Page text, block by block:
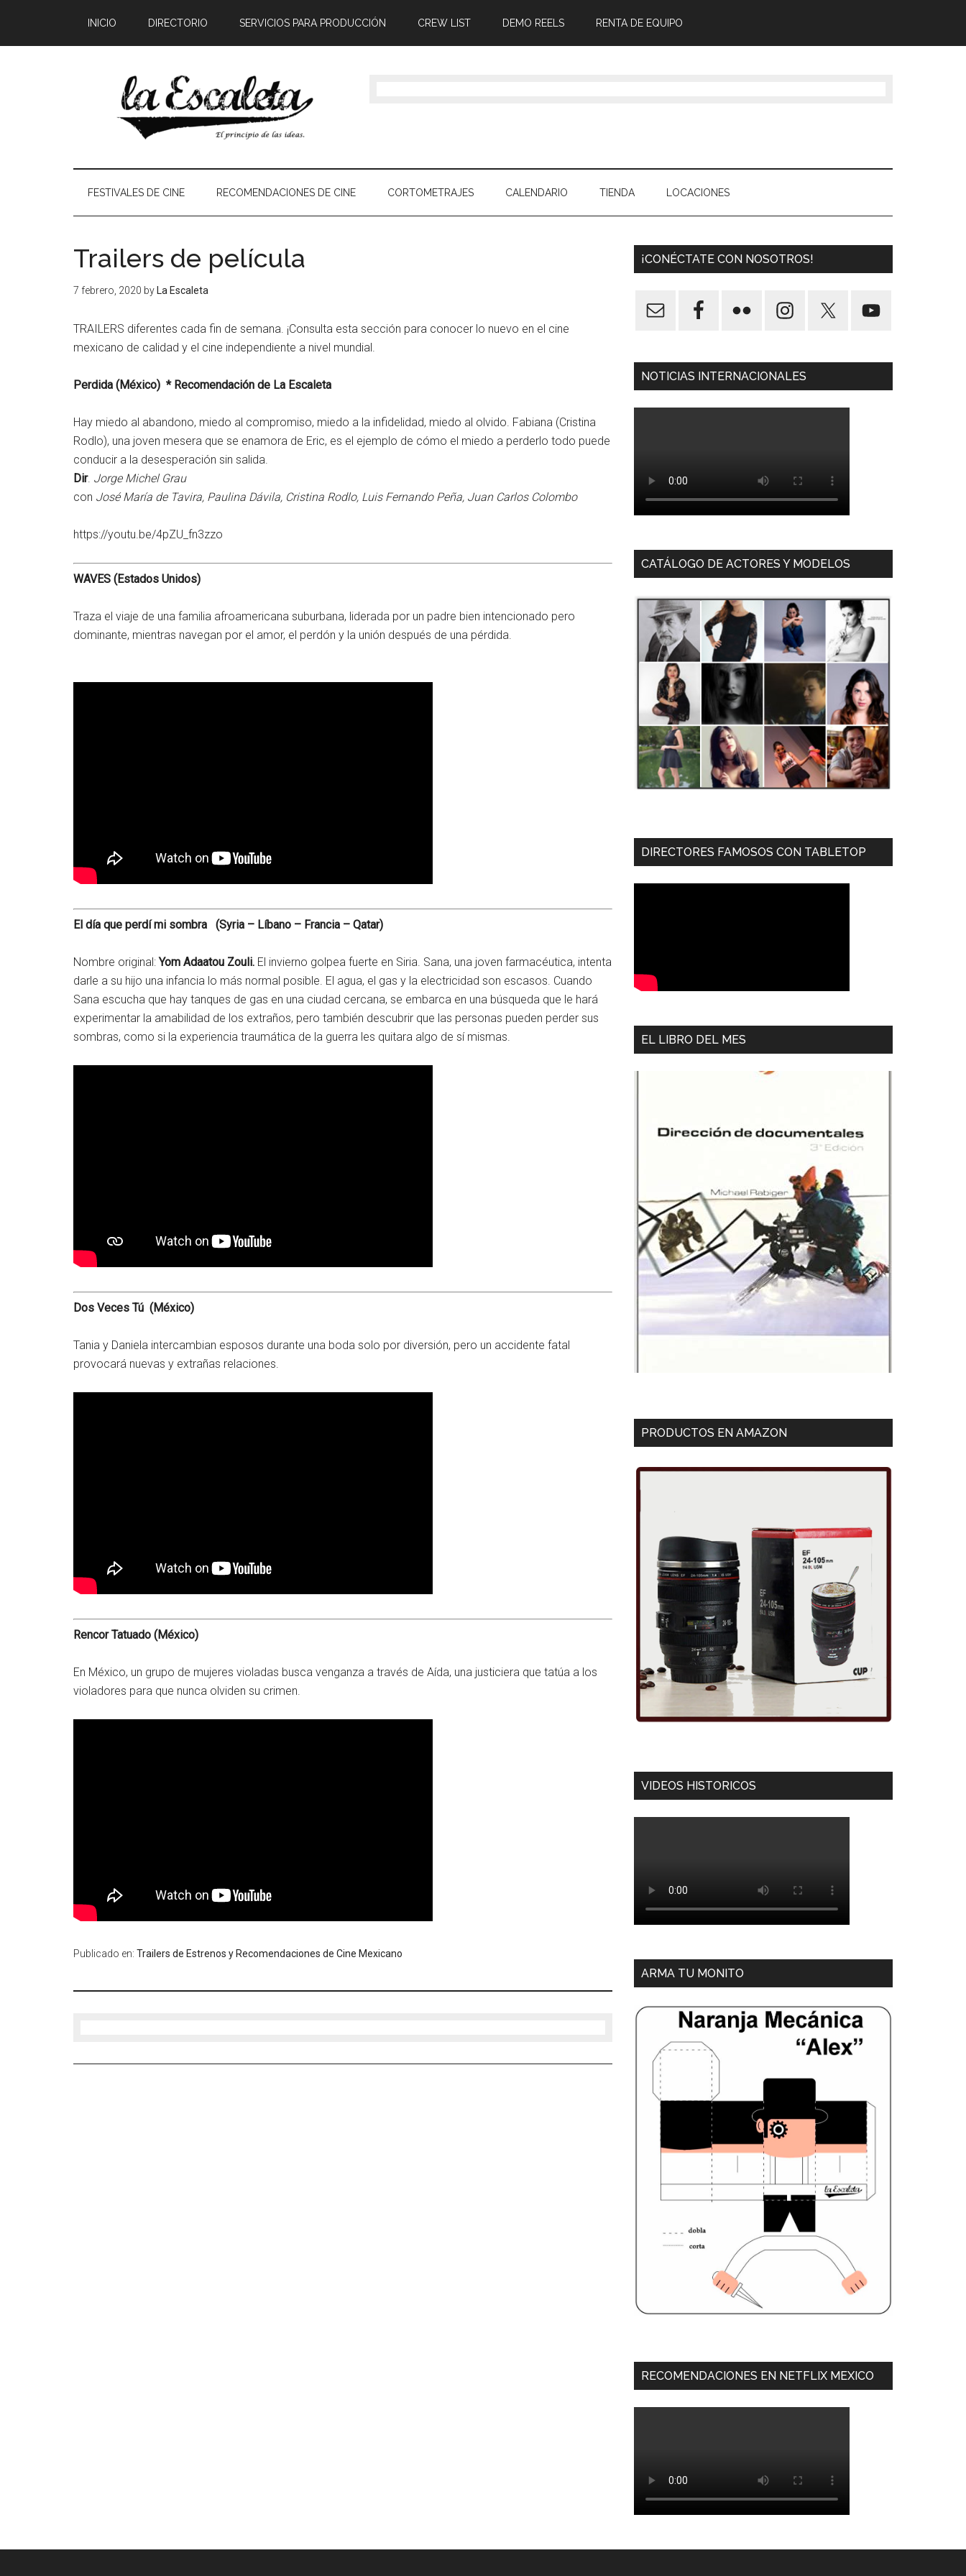
INICIO DIRECTORIO SERVICIOS PARA PRODUCCIÓN CREW LIST DEMO REELS RENTA DE EQUIPO
FESTIVALES DE CINE RECOMENDACIONES DE CINE CORTOMETRAJES CALENDARIO TIENDA LOCACIONES
Trailers de película
7 febrero, 2020 by La Escaleta
TRAILERS diferentes cada fin de semana. ¡Consulta esta sección para conocer lo nuevo en el cine
mexicano de calidad y el cine independiente a nivel mundial.
Perdida (México) * Recomendación de La Escaleta
Hay miedo al abandono, miedo al compromiso, miedo a la infidelidad, miedo al olvido. Fabiana (Cristina
Rodlo), una joven mesera que se enamora de Eric, es el ejemplo de cómo el miedo a perderlo todo puede
conducir a la desesperación sin salida.
Dir. Jorge Michel Grau
con José María de Tavira, Paulina Dávila, Cristina Rodlo, Luis Fernando Peña, Juan Carlos Colombo
https://youtu.be/4pZU_fn3zzo
WAVES (Estados Unidos)
Traza el viaje de una familia afroamericana suburbana, liderada por un padre bien intencionado pero
dominante, mientras navegan por el amor, el perdón y la unión después de una pérdida.
El día que perdí mi sombra (Syria – Líbano – Francia – Qatar)
Nombre original:Yom Adaatou Zouli. El invierno golpea fuerte en Siria. Sana, una joven farmacéutica, intenta
darle a su hijo una infancia lo más normal posible. El agua, el gas y la electricidad son escasos. Cuando
Sana escucha que hay tanques de gas en una ciudad cercana, se embarca en una búsqueda que le hará
experimentar la amabilidad de los extraños, pero también descubrir que las personas pueden perder sus
sombras, como si la experiencia traumática de la guerra les quitara algo de sí mismas.
Dos Veces Tú (México)
Tania y Daniela intercambian esposos durante una boda solo por diversión, pero un accidente fatal
provocará nuevas y extrañas relaciones.
Rencor Tatuado (México)
En México, un grupo de mujeres violadas busca venganza a través de Aída, una justiciera que tatúa a los
violadores para que nunca olviden su crimen.
Publicado en: Trailers de Estrenos y Recomendaciones de Cine Mexicano
¡CONÉCTATE CON NOSOTROS!
NOTICIAS INTERNACIONALES
CATÁLOGO DE ACTORES Y MODELOS
DIRECTORES FAMOSOS CON TABLETOP
EL LIBRO DEL MES
PRODUCTOS EN AMAZON
VIDEOS HISTORICOS
ARMA TU MONITO
RECOMENDACIONES EN NETFLIX MEXICO